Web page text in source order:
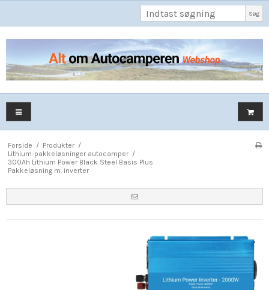
Søg
Forside / Produkter /
Lithium-pakkeløsninger autocamper /
300Ah Lithium Power Black Steel Basis Plus
Pakkeløsning m. inverter